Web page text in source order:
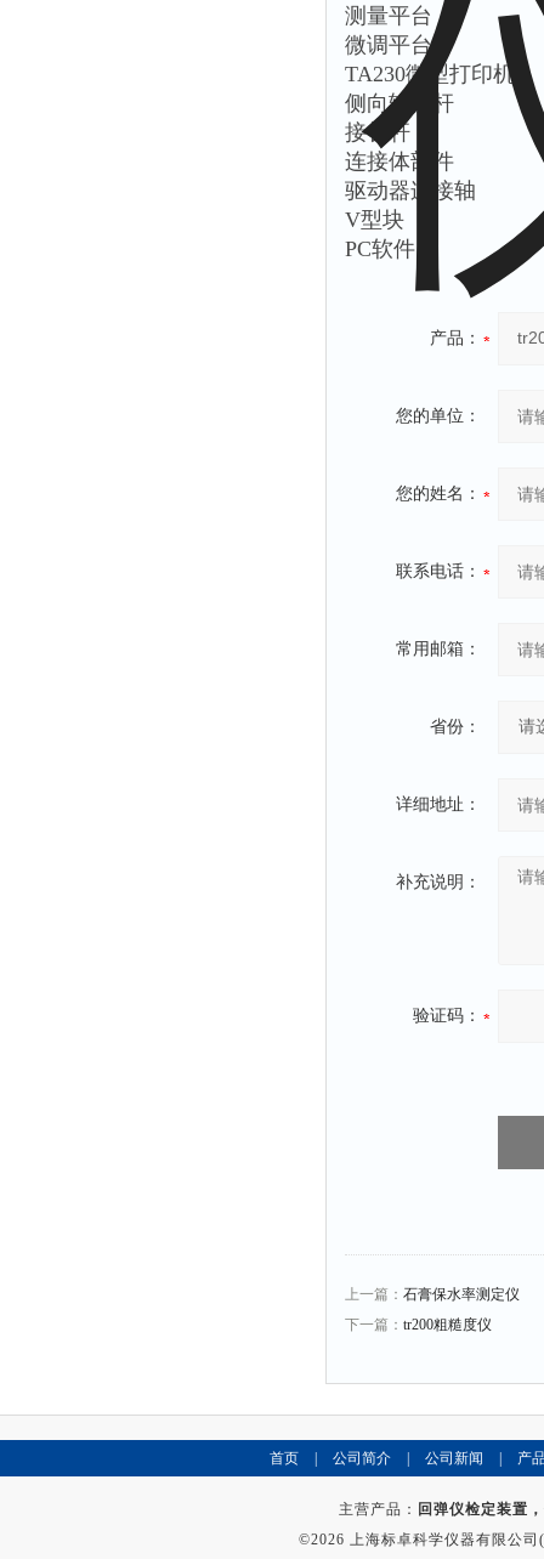
测量平台
微调平台
TA230微型打印机
侧向转接杆
接长杆
连接体部件
驱动器连接轴
V型块
PC软件
产品：
您的单位：
您的姓名：
联系电话：
常用邮箱：
省份：
详细地址：
补充说明：
验证码：
上一篇： 石膏保水率测定仪
下一篇： tr200粗糙度仪
首页 公司简介 公司新闻 产
主营产品： 回弹仪检定装置
©2026 上海标卓科学仪器有限公